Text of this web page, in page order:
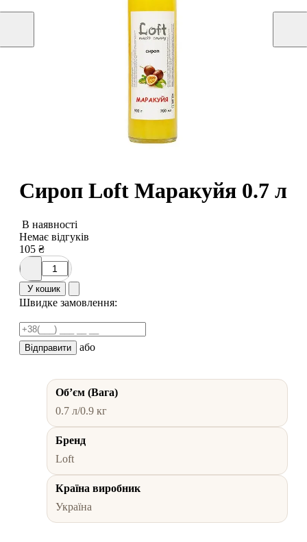
Сироп Loft Маракуйя 0.7 л
В наявності
Немає відгуків
105 ₴
У кошик
Швидке замовлення:
Відправити або
Обʼєм (Вага)
0.7 л/0.9 кг
Бренд
Loft
Країна виробник
Україна